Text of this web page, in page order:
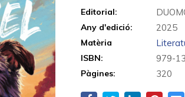
Editorial:
Any d'edició: 2025
Matèria
ISBN: 979-
Pàgines: 320